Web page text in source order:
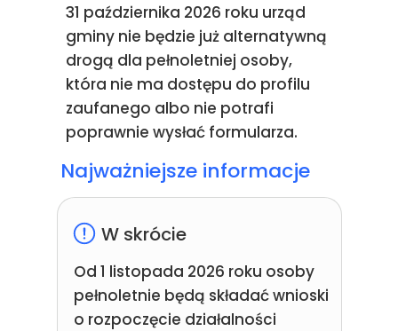
W skrócie
Od 1 listopada 2026 roku osoby
pełnoletnie będą składać wnioski
o rozpoczęcie działalności
Najważniejsze informacje
31 października 2026 roku urząd
gminy nie będzie już alternatywną
drogą dla pełnoletniej osoby,
która nie ma dostępu do profilu
zaufanego albo nie potrafi
poprawnie wysłać formularza.